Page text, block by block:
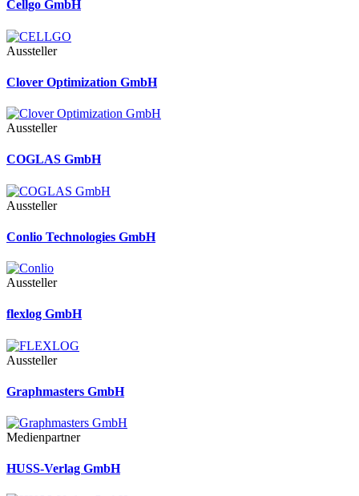
Cellgo GmbH
Aussteller
Clover Optimization GmbH
Aussteller
COGLAS GmbH
Aussteller
Conlio Technologies GmbH
Aussteller
flexlog GmbH
Aussteller
Graphmasters GmbH
Medienpartner
HUSS-Verlag GmbH